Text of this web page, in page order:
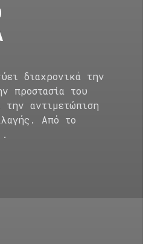
διαχρονικά την
προστασία του
την αντιμετώπιση
Από το